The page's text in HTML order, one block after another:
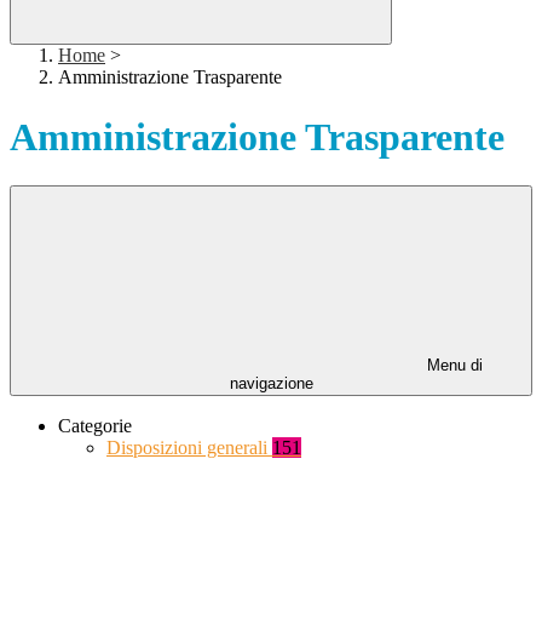
Home >
Amministrazione Trasparente
Amministrazione Trasparente
Menu di
navigazione
Categorie
Disposizioni generali 151